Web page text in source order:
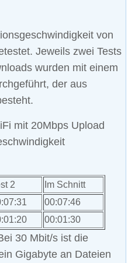
von
Jeweils zwei Tests
wurden mit einem
der aus
mit 20Mbps Upload
2
Im Schnitt
00:07:46
00:01:30
30 Mbit/s ist die
Gigabyte an Dateien